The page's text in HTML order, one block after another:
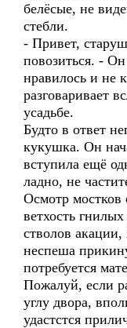
белёсые, не
стебли.
- Привет,
повозиться. -
нравилось и не
разговаривает
усадьбе.
Будто в ответ
кукушка. Он
вступила ещё
ладно, не
Осмотр мостков
ветхость
стволов
неспеша
потребуется
Пожалуй, если
углу двора,
удастстся